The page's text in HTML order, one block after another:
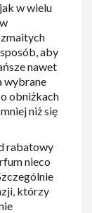
w wielu
aby
nawet
wybrane
obniżkach
niż się
rabatowy
nieco
którzy